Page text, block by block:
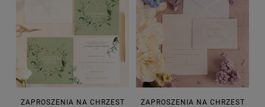
ZAPROSZENIA NA CHRZEST
ZAPROSZENIA NA CHRZEST